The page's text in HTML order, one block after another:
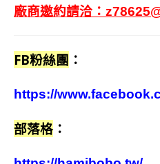
廠商邀約請洽：
FB粉絲團 ：
https://
部落格 ：